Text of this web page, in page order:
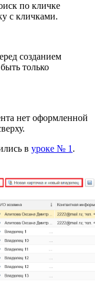
по кличке
с кличками.
созданием
только
нет оформленной
в уроке № 1 .